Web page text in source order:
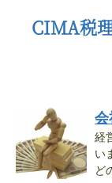
CIMA税
会
経
い
ど